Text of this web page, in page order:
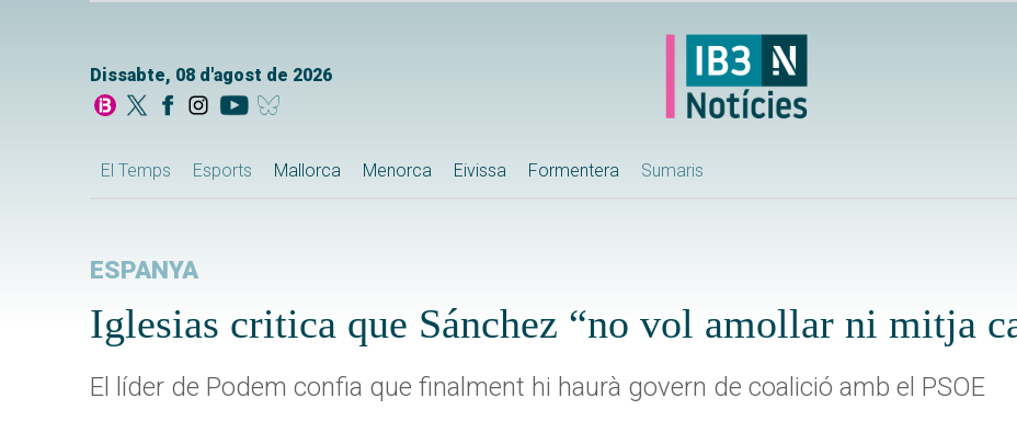
Dissabte, 08 d'agost de 2026
El Temps Esports Mallorca Menorca Eivissa Formentera Sumaris
ESPANYA
Iglesias critica que Sánchez “no vol amollar ni mitja
El líder de Podem confia que finalment hi haurà govern de coalició amb el PSOE